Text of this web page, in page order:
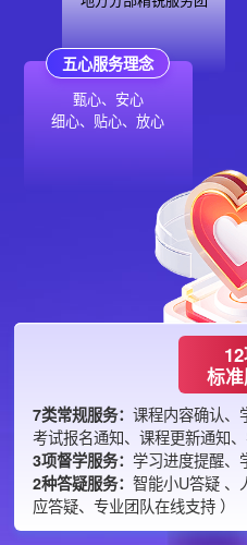
五心服务理念
甄心、安心
细心、贴心、放心
标
7类常规服务：课程内容确认、
考试报名通知、课程更新通知
3项督学服务：学习进度提醒、
2种答疑服务：智能小U答疑 、
应答疑、专业团队在线支持 ）